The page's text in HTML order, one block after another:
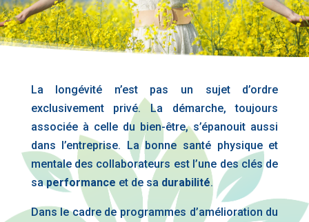
La longévité n’est pas un sujet d’ordre
exclusivement privé. La démarche, toujours
associée à celle du bien-être, s’épanouit aussi
dans l’entreprise. La bonne santé physique et
mentale des collaborateurs est l’une des clés de
saperformance et de sa durabilité.
Dans le cadre de programmes d’amélioration du